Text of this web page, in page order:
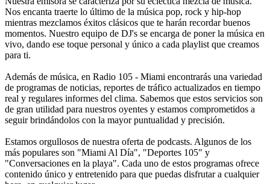
Nos encanta traerte lo último de la música pop, rock y hip-hop
mientras mezclamos éxitos clásicos que te harán recordar buenos
momentos. Nuestro equipo de DJ's se encarga de poner la música en
vivo, dando ese toque personal y único a cada playlist que creamos
para ti.
Además de música, en Radio 105 - Miami encontrarás una variedad
de programas de noticias, reportes de tráfico actualizados en tiempo
real y regulares informes del clima. Sabemos que estos servicios son
de gran utilidad para nuestros oyentes y estamos comprometidos a
seguir brindándolos con la mayor puntualidad y precisión.
Estamos orgullosos de nuestra oferta de podcasts. Algunos de los
más populares son "Miami Al Día", "Deportes 105" y
"Conversaciones en la playa". Cada uno de estos programas ofrece
contenido único y entretenido para que puedas disfrutar a cualquier